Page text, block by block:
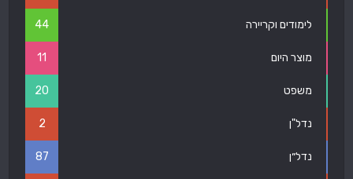
לימודים וקריירה 44
מוצר היום 11
משפט 20
נדל"ן 2
נדל״ן 87